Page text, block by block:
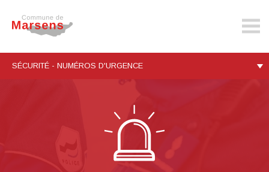
SÉCURITÉ - NUMÉROS D'URGENCE